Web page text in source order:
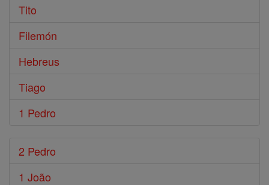
Tito
Filemón
Hebreus
Tiago
1 Pedro
2 Pedro
1 João